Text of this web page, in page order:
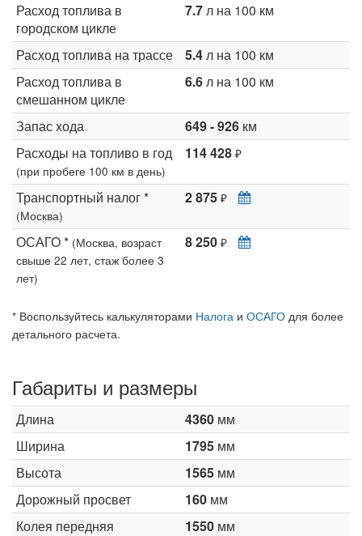
Расход топлива в
городском цикле
7.7л на 100 км
Расход топлива на трассе 5.4л на 100 км
Расход топлива в
смешанном цикле
6.6л на 100 км
Запас хода 649 - 926 км
Расходы на топливо в год
(при пробеге 100 км в день)
114 428 ₽
Транспортный налог *
(Москва)
2 875 ₽
ОСАГО * (Москва, возраст
свыше 22 лет, стаж более 3
лет)
8 250 ₽
* Воспользуйтесь калькуляторами Налога и ОСАГО для более
детального расчета.
Габариты и размеры
Длина 4360 мм
Ширина
1795 мм
Высота
1565 мм
Дорожный просвет
160 мм
Колея передняя
1550 мм